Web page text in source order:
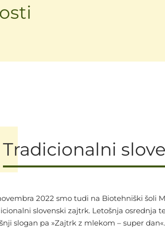
Tradicionalni
2022 smo tudi na Biotehniški šoli
slovenski zajtrk. Letošnja osrednja
slogan pa »Zajtrk z mlekom – super